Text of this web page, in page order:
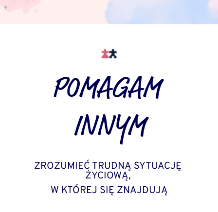
POMAGAM
INNYM
ZROZUMIEĆ TRUDNĄ SYTUACJĘ
ŻYCIOWĄ,
W KTÓREJ SIĘ ZNAJDUJĄ